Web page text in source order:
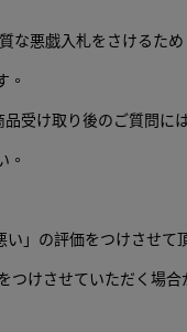
悪戯入札をさけるた
。
受け取り後のご質問に
。
」の評価をつけさせ
けさせていただく場合